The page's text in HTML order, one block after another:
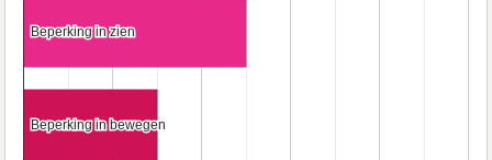
Beperking in zien
Beperking in zien
Beperking in bewegen
Beperking in bewegen